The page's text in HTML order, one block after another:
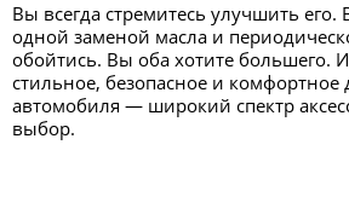
Вы всегда стремитесь улучшить его.
одной заменой масла и
обойтись. Вы оба хотите большего. И
стильное, безопасное и комфортное
автомобиля — широкий спектр
выбор.